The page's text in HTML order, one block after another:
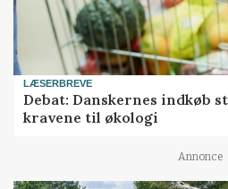
LÆSERBREVE
Debat: Danskernes indkøb
kravene til økologi
Annonce